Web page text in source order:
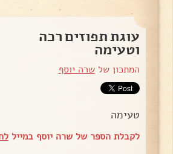
עוגת תפוזים רכה
וטעימה
המתכון שלשרה יוסף
טעימה
לקבלת הספר של שרה יוסף במייל